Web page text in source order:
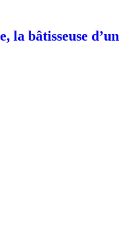
la bâtisseuse d’un